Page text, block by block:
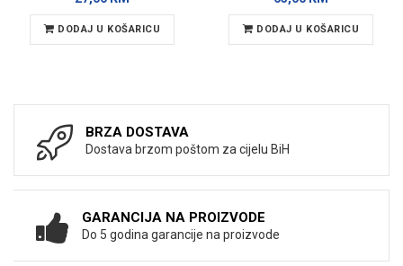
DODAJ U KOŠARICU DODAJ U KOŠARICU
BRZA DOSTAVA
Dostava brzom poštom za cijelu BiH
GARANCIJA NA PROIZVODE
Do 5 godina garancije na proizvode